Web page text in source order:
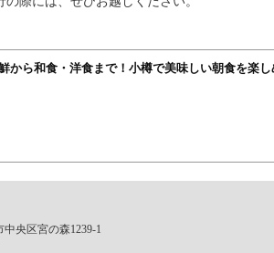
から和食・洋食まで！小樽で美味しい朝食を楽し
央区宮の森1239-1